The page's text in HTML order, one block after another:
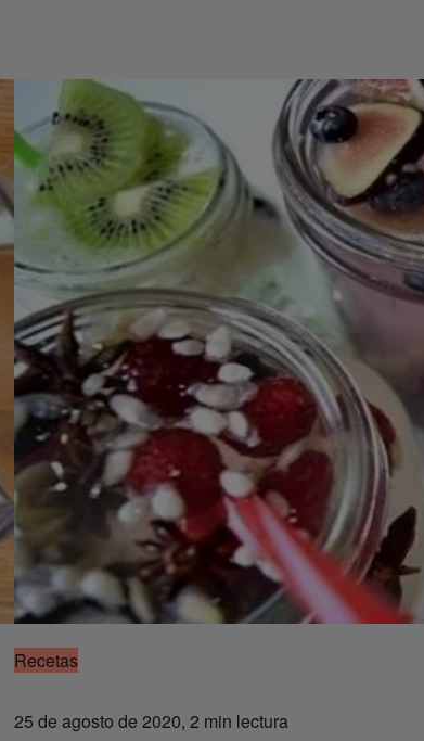
Recetas
25 de agosto de 2020, 2 min lectura